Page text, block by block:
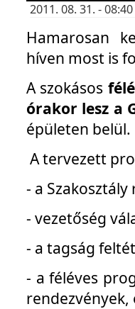
2011. 08. 31. -
Hamarosan
híven most is
A szokásos
órakor lesz a
épületen belül.
A tervezett
- a
- vezetőség
- a tagság
- a féléves